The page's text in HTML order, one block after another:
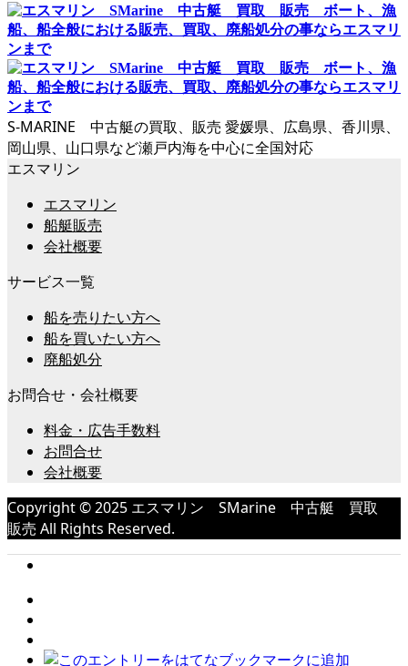
S-MARINE 中古艇の買取、販売 愛媛県、広島県、香川県、
岡山県、山口県など瀬戸内海を中心に全国対応
エスマリン
エスマリン
船艇販売
会社概要
サービス一覧
船を売りたい方へ
船を買いたい方へ
廃船処分
お問合せ・会社概要
料金・広告手数料
お問合せ
会社概要
Copyright © 2025 エスマリン SMarine 中古艇 買取
販売 All Rights Reserved.